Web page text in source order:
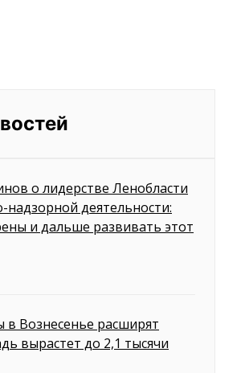
о лидерстве Ленобласти
надзорной деятельности:
и дальше развивать этот
в Вознесенье расширят
вырастет до 2,1 тысячи